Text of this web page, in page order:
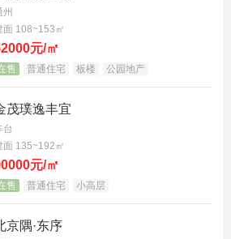
州
面 108~153㎡
元/㎡
售 普通住宅 板楼 公园地产
茂璞逸丰宜
台
面 135~192㎡
元/㎡
售 普通住宅 小高层
京隅·东序